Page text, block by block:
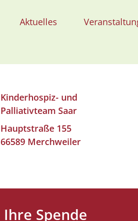
Aktuelles
Kinderhospiz- und
Palliativteam Saar
Hauptstraße 155
66589 Merchweiler
Ihre Spende